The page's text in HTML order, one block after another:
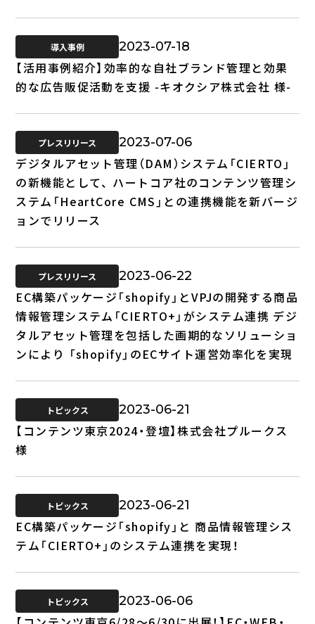
導入事例 2023-07-18
【活用事例紹介】効率的な自社ブランド管理と効果
的な広告販促活動を支援 -キオクシア株式会社 様-
プレスリリース 2023-07-06
デジタルアセット管理（DAM）システム「CIERTO」
の新機能として、 ハートコア社のコンテンツ管理シ
ステム「HeartCore CMS」との連携機能を新バージ
ョンでリリース
プレスリリース 2023-06-22
EC構築パッケージ「shopify」とVPJの開発する商品
情報管理システム「CIERTO+」がシステム連携 デジ
タルアセット管理を包括した画期的なソリューショ
ンにより 「shopify」のECサイト運営効率化を実現
トピックス 2023-06-21
【コンテンツ東京2024・登壇】株式会社プルークス
様
トピックス 2023-06-21
EC構築パッケージ「shopify」と 商品情報管理シス
テム「CIERTO+」のシステム連携を実現！
トピックス 2023-06-06